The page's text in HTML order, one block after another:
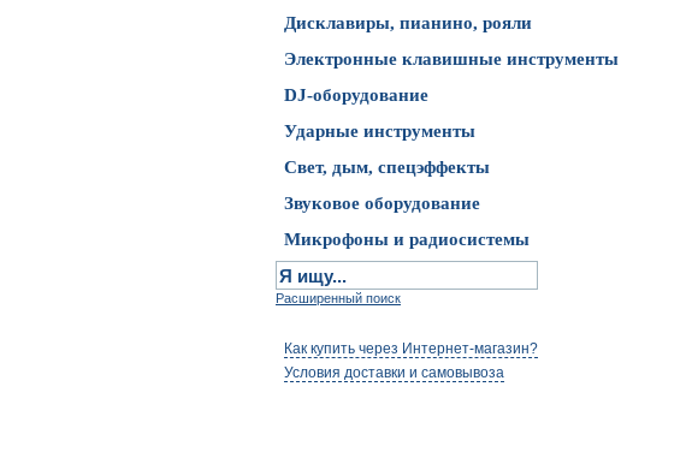
Дисклавиры, пианино, рояли
Электронные клавишные инструменты
DJ-оборудование
Ударные инструменты
Свет, дым, спецэффекты
Звуковое оборудование
Микрофоны и радиосистемы
Расширенный поиск
Как купить через Интернет-магазин?
Условия доставки и самовывоза